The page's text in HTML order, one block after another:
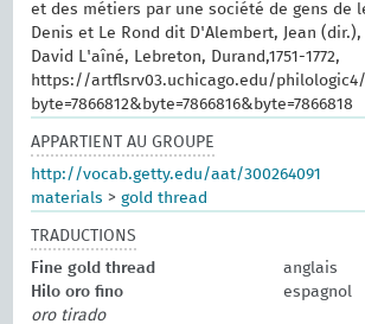
et des métiers par une société de gens de
Denis et Le Rond dit D'Alembert, Jean
David L'aîné, Lebreton, Durand,1751-1772,
https://artflsrv03.uchicago.edu/
byte=7866812&byte=7866816&byte=7866818
APPARTIENT AU GROUPE
http://vocab.getty.edu/aat/300264091
materials >gold thread
TRADUCTIONS
Fine gold thread
anglais
Hilo oro fino
espagnol
oro tirado